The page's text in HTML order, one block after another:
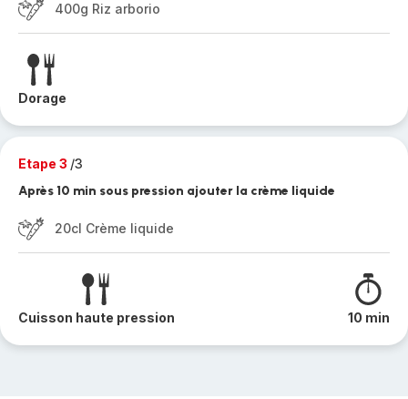
400g Riz arborio
Dorage
Etape 3 /3
Après 10 min sous pression ajouter la crème liquide
20cl Crème liquide
Cuisson haute pression 10 min